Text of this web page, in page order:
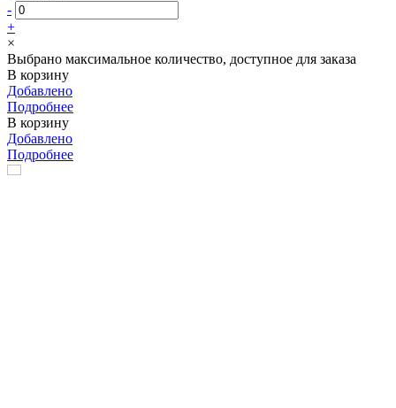
-
+
×
Выбрано максимальное количество, доступное для заказа
В корзину
Добавлено
Подробнее
В корзину
Добавлено
Подробнее